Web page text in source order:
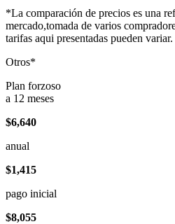
*La comparación de precios es una
mercado,tomada de varios
tarifas aqui presentadas pueden variar.
Otros*
Plan forzoso
a 12 meses
$6,640
anual
$1,415
pago inicial
$8,055